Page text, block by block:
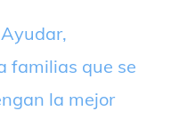
Ayudar,
familias que se
la mejor